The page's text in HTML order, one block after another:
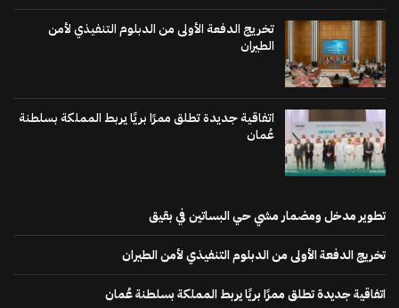
تخريج الدفعة الأولى من الدبلوم التنفيذي لأمن
الطيران
اتفاقية جديدة تطلق ممرًا بريًا يربط المملكة بسلطنة
عُمان
تطوير مدخل ومضمار مشي حي البساتين في بقيق
تخريج الدفعة الأولى من الدبلوم التنفيذي لأمن الطيران
اتفاقية جديدة تطلق ممرًا بريًا يربط المملكة بسلطنة عُمان